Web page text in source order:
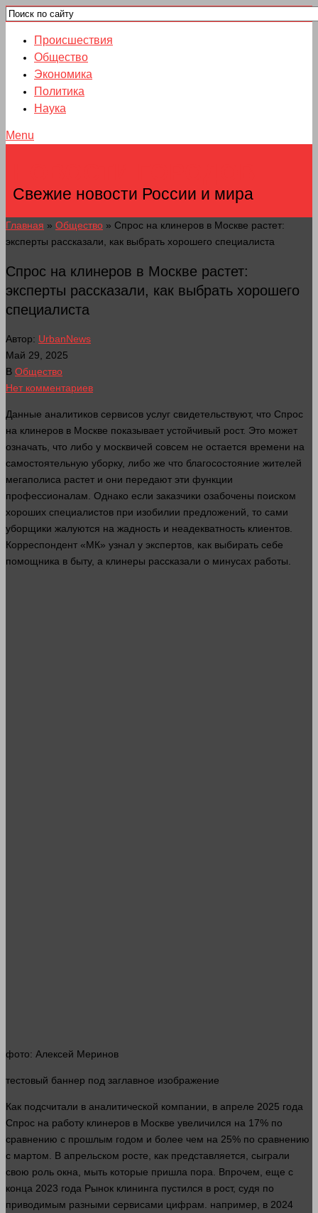
Происшествия
Общество
Экономика
Политика
Наука
Menu
Свежие новости России и мира
Главная » Общество » Спрос на клинеров в Москве растет:
эксперты рассказали, как выбрать хорошего специалиста
Спрос на клинеров в Москве растет:
эксперты рассказали, как выбрать хорошего
специалиста
Автор: UrbanNews
Май 29, 2025
В Общество
Нет комментариев
Данные аналитиков сервисов услуг свидетельствуют, что Спрос
на клинеров в Москве показывает устойчивый рост. Это может
означать, что либо у москвичей совсем не остается времени на
самостоятельную уборку, либо же что благосостояние жителей
мегаполиса растет и они передают эти функции
профессионалам. Однако если заказчики озабочены поиском
хороших специалистов при изобилии предложений, то сами
уборщики жалуются на жадность и неадекватность клиентов
Корреспондент «МК» узнал у экспертов, как выбирать себе
помощника в быту, а клинеры рассказали о минусах работы
фото: Алексей Меринов
тестовый баннер под заглавное изображение
Как подсчитали в аналитической компании , в апреле 2025 года
Спрос на работу клинеров в Москве увеличился на 17% по
сравнению с прошлым годом и более чем на 25% по сравнению
с мартом. В апрельском росте, как представляется, сыграли
свою роль окна , мыть которые пришла пора. Впрочем, еще с
конца 2023 года Рынок клининга пустился в рост, судя по
приводимым разными сервисами цифрам. например , в 2024